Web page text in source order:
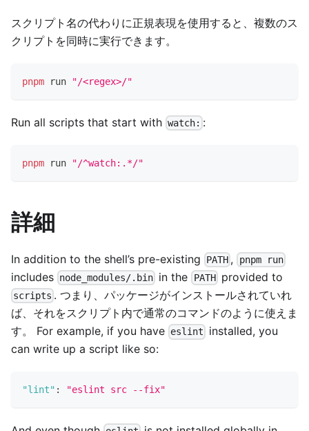
スクリプト名の代わりに正規表現を使用すると、複数のス
クリプトを同時に実行できます。
pnpm run "/<regex>/"
Run all scripts that start with watch: :
pnpm run "/^watch:.*/"
詳細
In addition to the shell’s pre-existing PATH , pnpm run
includes node_modules/.bin in the PATHprovided to
scripts . つまり、パッケージがインストールされていれ
ば、それをスクリプト内で通常のコマンドのように使えま
す。 For example, if you have eslint
installed, you
can write up a script like so:
"lint" : "eslint src --fix"